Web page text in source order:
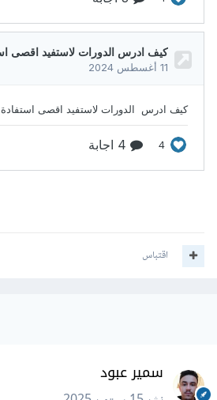
اقتباس
سمير عبود